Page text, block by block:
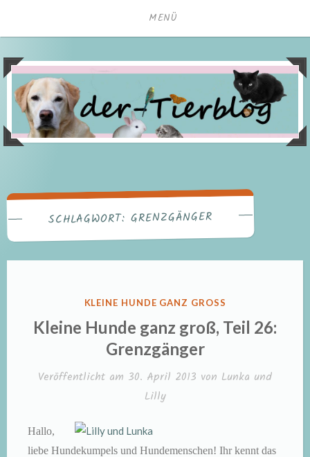
MENÜ
SCHLAGWORT: GRENZGÄNGER
VERÖFFENTLICHT
KLEINE HUNDE GANZ GROSS
Kleine Hunde ganz groß, Teil 26:
Grenzgänger
Veröffentlicht am 30. April 2013 von Lunka und
Lilly
Hallo,
liebe Hundekumpels und Hundemenschen! Ihr kennt das